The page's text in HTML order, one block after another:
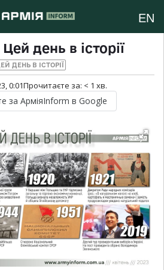
EN
Цей день в історії
ДЕНЬ В ІСТОРІЇ
0:01Прочитаєте за: < 1 хв.
за АрміяInform в Google